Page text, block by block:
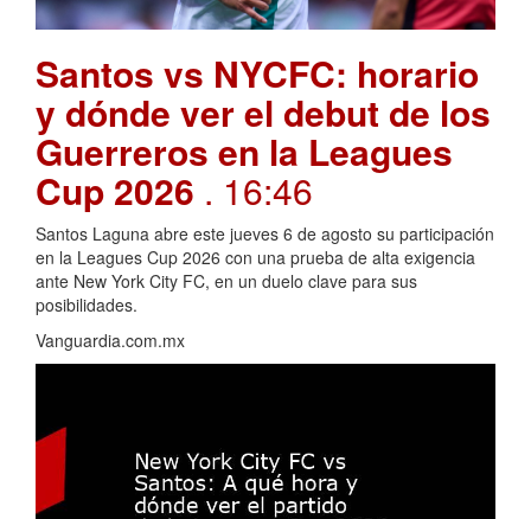
Santos vs NYCFC: horario
y dónde ver el debut de los
Guerreros en la Leagues
Cup 2026 . 16:46
Santos Laguna abre este jueves 6 de agosto su participación
en la Leagues Cup 2026 con una prueba de alta exigencia
ante New York City FC, en un duelo clave para sus
posibilidades.
Vanguardia.com.mx